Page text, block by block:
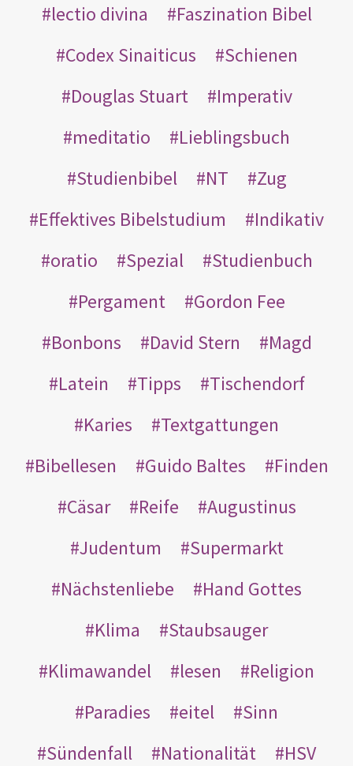
lectio divina
Faszination Bibel
Codex Sinaiticus
Schienen
Douglas Stuart
Imperativ
meditatio
Lieblingsbuch
Studienbibel
NT
Zug
Effektives Bibelstudium
Indikativ
oratio
Spezial
Studienbuch
Pergament
Gordon Fee
Bonbons
David Stern
Magd
Latein
Tipps
Tischendorf
Karies
Textgattungen
Bibellesen
Guido Baltes
Finden
Cäsar
Reife
Augustinus
Judentum
Supermarkt
Nächstenliebe
Hand Gottes
Klima
Staubsauger
Klimawandel
lesen
Religion
Paradies
eitel
Sinn
Sündenfall
Nationalität
HSV